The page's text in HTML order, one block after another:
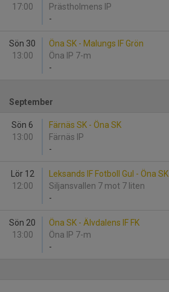
17:00
Prästholmens IP
-
Sön 30
13:00
Öna SK - Malungs IF Grön
Öna IP 7-m
-
September
Sön 6
13:00
Färnäs SK - Öna SK
Färnäs IP
-
Lör 12
12:00
Leksands IF Fotboll Gul - Öna SK
Siljansvallen 7 mot 7 liten
-
Sön 20
13:00
Öna SK - Älvdalens IF FK
Öna IP 7-m
-